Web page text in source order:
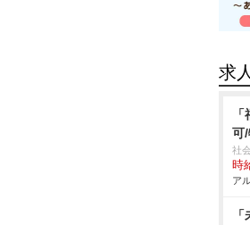
求
可
社
時
ア